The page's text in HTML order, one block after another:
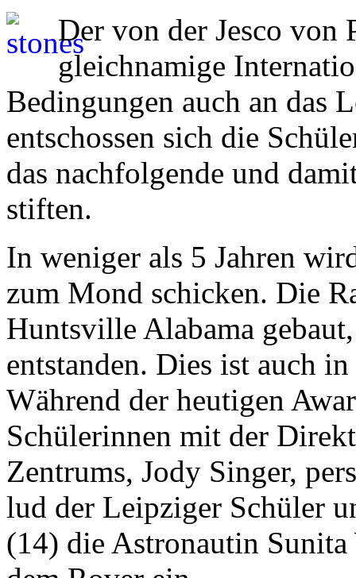
Der von der Jesco von
gleichnamige
Bedingungen auch an das
entschossen sich die
das nachfolgende und
stiften.
In weniger als 5 Jahren
zum Mond schicken. Die
Huntsville Alabama
entstanden. Dies ist auch
Während der heutigen
Schülerinnen mit der
Zentrums, Jody Singer,
lud der Leipziger Schüler
(14) die Astronautin